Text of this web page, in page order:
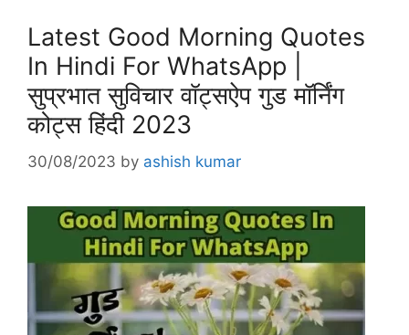
Latest Good Morning Quotes
In Hindi For WhatsApp |
सुप्रभात सुविचार वॉट्सऐप गुड मॉर्निंग
कोट्स हिंदी 2023
30/08/2023 by ashish kumar